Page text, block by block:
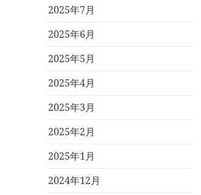
2025年7月
2025年6月
2025年5月
2025年4月
2025年3月
2025年2月
2025年1月
2024年12月